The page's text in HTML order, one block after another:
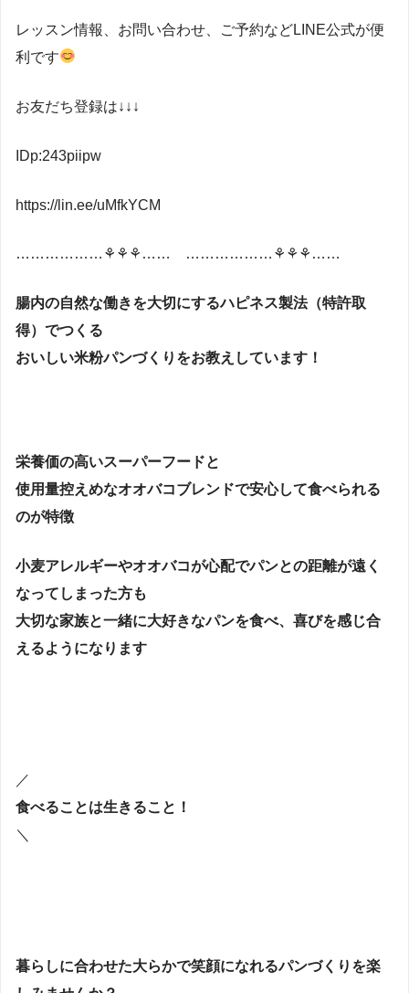
レッスン情報、お問い合わせ、ご予約などLINE公式が便
利です
お友だち登録は↓↓↓
IDp:243piipw
https://lin.ee/uMfkYCM
………………⚘⚘⚘…… ………………⚘⚘⚘……
腸内の自然な働きを大切にするハピネス製法（特許取
得）でつくる
おいしい米粉パンづくりをお教えしています！
栄養価の高いスーパーフードと
使用量控えめなオオバコブレンドで安心して食べられる
のが特徴
小麦アレルギーやオオバコが心配でパンとの距離が遠く
なってしまった方も
大切な家族と一緒に大好きなパンを食べ、喜びを感じ合
えるようになります
／
食べることは生きること！
＼
暮らしに合わせた大らかで笑顔になれるパンづくりを楽